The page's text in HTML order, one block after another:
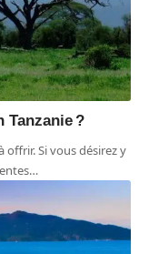
Tanzanie ?
offrir. Si vous désirez y
…